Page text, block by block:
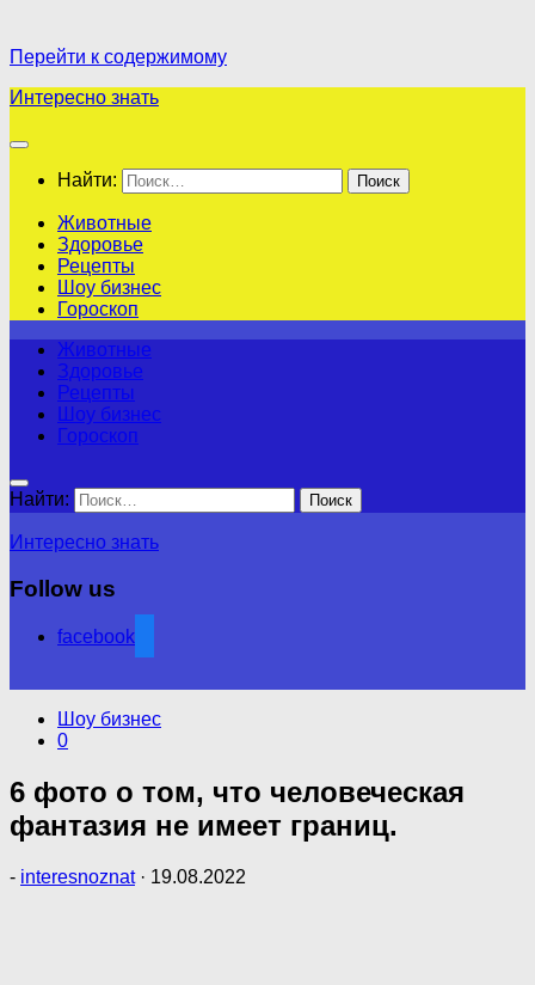
Перейти к содержимому
Интересно знать
Найти:
Животные
Здоровье
Рецепты
Шоу бизнес
Гороскоп
Животные
Здоровье
Рецепты
Шоу бизнес
Гороскоп
Найти:
Интересно знать
Follow us
facebook
Шоу бизнес
0
6 фото о том, что человеческая
фантазия не имеет границ.
- interesnoznat · 19.08.2022